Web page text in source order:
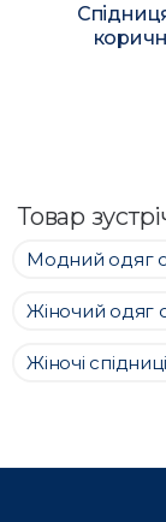
Товар
Модний одяг
Жіночий одяг
Жіночі